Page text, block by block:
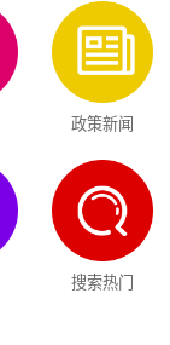
政策新闻
搜索热门